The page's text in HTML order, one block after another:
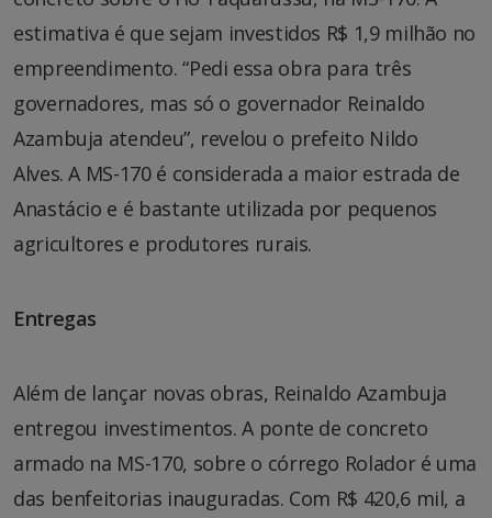
estimativa é que sejam investidos R$ 1,9 milhão no
empreendimento. “Pedi essa obra para três
governadores, mas só o governador Reinaldo
Azambuja atendeu”, revelou o prefeito Nildo
Alves. A MS-170 é considerada a maior estrada de
Anastácio e é bastante utilizada por pequenos
agricultores e produtores rurais.
Entregas
Além de lançar novas obras, Reinaldo Azambuja
entregou investimentos. A ponte de concreto
armado na MS-170, sobre o córrego Rolador é uma
das benfeitorias inauguradas. Com R$ 420,6 mil, a